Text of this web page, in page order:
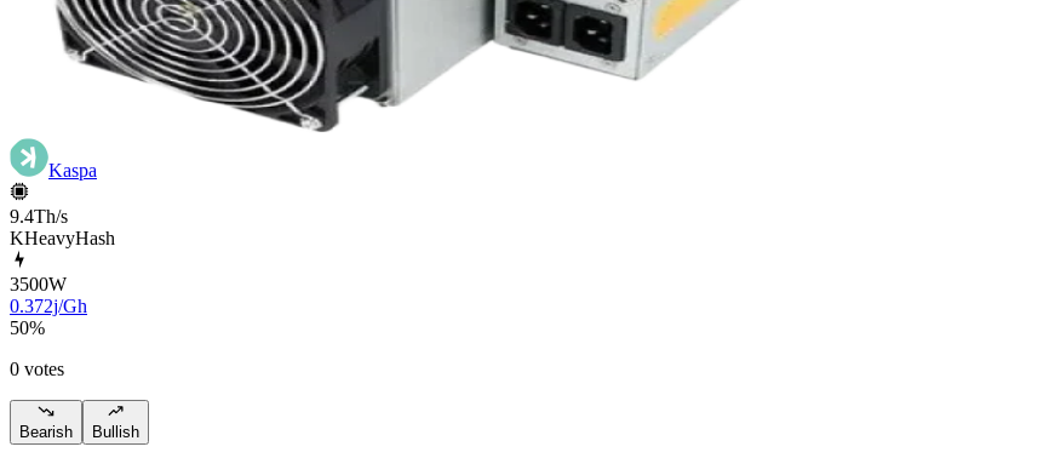
Kaspa
9.4Th/s
KHeavyHash
3500W
0.372j/Gh
50%
0 votes
Bearish Bullish